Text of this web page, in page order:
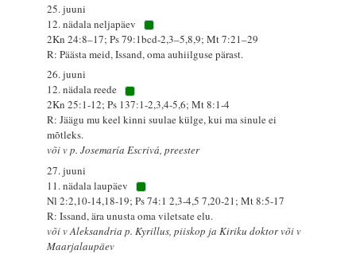
25. juuni
12. nädala neljapäev
2Kn 24:8–17; Ps 79:1bcd-2,3–5,8,9; Mt 7:21–29
R: Päästa meid, Issand, oma auhiilguse pärast.
26. juuni
12. nädala reede
2Kn 25:1-12; Ps 137:1-2,3,4-5,6; Mt 8:1-4
R: Jäägu mu keel kinni suulae külge, kui ma sinule ei
mõtleks.
või v p. Josemaría Escrivá, preester
27. juuni
11. nädala laupäev
Nl 2:2,10-14,18-19; Ps 74:1 2,3-4,5 7,20-21; Mt 8:5-17
R: Issand, ära unusta oma viletsate elu.
või v Aleksandria p. Kyrillus, piiskop ja Kiriku doktor või v
Maarjalaupäev